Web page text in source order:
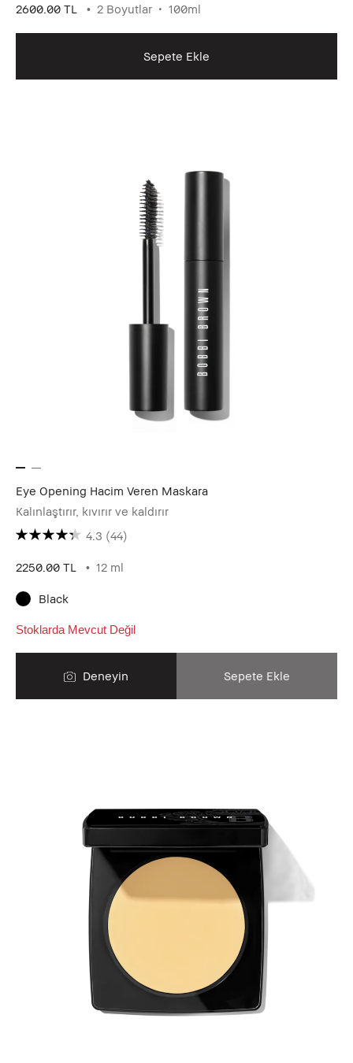
2600.00 TL 2 Boyutlar 100ml
Sepete Ekle
Eye Opening Hacim Veren Maskara
Kalınlaştırır, kıvırır ve kaldırır
4.3 (44)
2250.00 TL 12 ml
Black
Stoklarda Mevcut Değil
Deneyin Sepete Ekle